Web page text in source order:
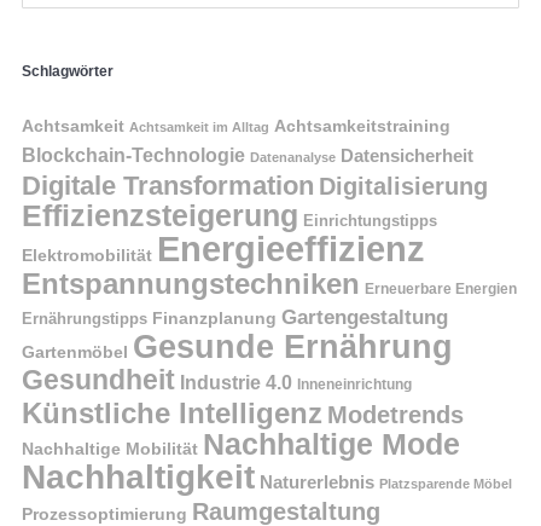
Schlagwörter
Achtsamkeit Achtsamkeit im Alltag Achtsamkeitstraining
Blockchain-Technologie Datenanalyse Datensicherheit
Digitale Transformation Digitalisierung
Effizienzsteigerung Einrichtungstipps
Elektromobilität Energieeffizienz
Entspannungstechniken Erneuerbare Energien
Ernährungstipps Finanzplanung Gartengestaltung
Gartenmöbel Gesunde Ernährung
Gesundheit Industrie 4.0 Inneneinrichtung
Künstliche Intelligenz Modetrends
Nachhaltige Mobilität Nachhaltige Mode
Nachhaltigkeit Naturerlebnis Platzsparende Möbel
Prozessoptimierung Raumgestaltung